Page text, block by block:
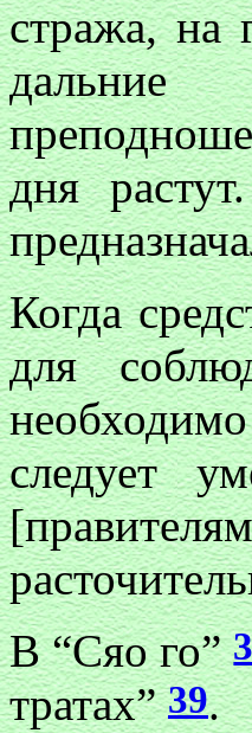
стража, на
дальние
дня
Когда
для
следует
В “Сяо го”
тратах”39.